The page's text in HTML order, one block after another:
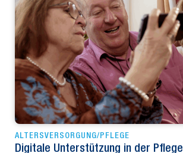
ALTERSVERSORGUNG/PFLEGE
Digitale Unterstützung in der Pflege